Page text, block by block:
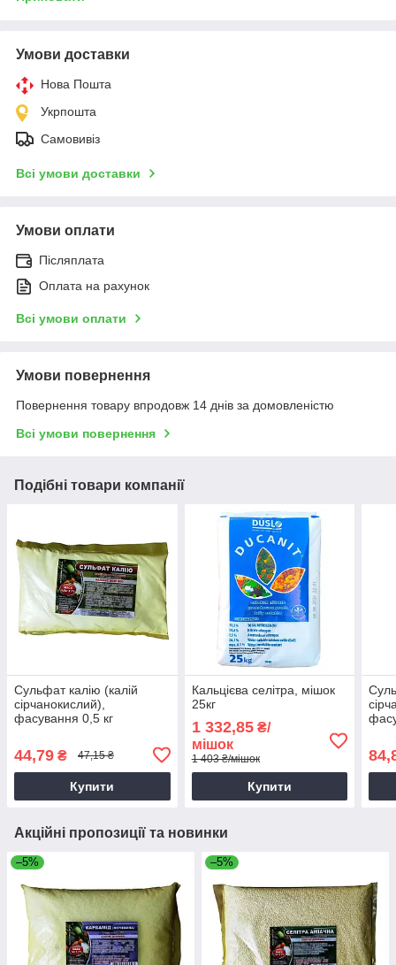
Умови доставки
Нова Пошта
Укрпошта
Самовивіз
Всі умови доставки
Умови оплати
Післяплата
Оплата на рахунок
Всі умови оплати
Умови повернення
Повернення товару впродовж 14 днів за домовленістю
Всі умови повернення
Подібні товари компанії
Сульфат калію (калій
сірчанокислий),
фасування 0,5 кг
44,79 ₴ 47,15 ₴
Купити
Кальцієва селітра, мішок
25кг
1 332,85₴/
мішок
1 403 ₴/мішок
Купити
Акційні пропозиції та новинки
–5% –5%